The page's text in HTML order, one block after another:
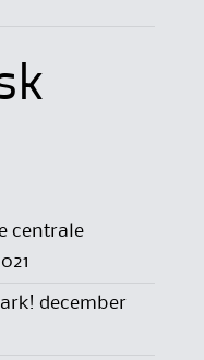
centrale
december